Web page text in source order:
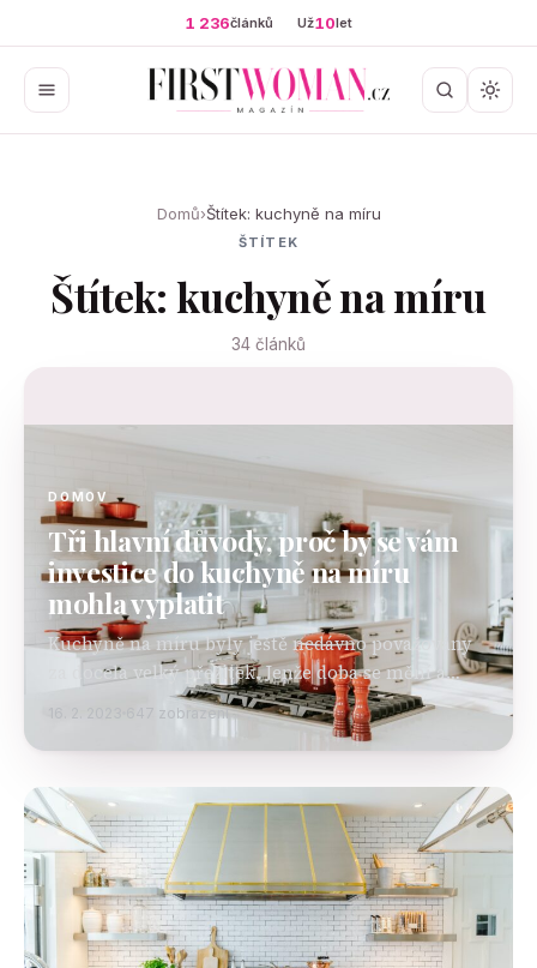
1 236článků Už10let
Domů›Štítek: kuchyně na míru
ŠTÍTEK
Štítek: kuchyně na míru
34 článků
DOMOV
Tři hlavní důvody, proč by se vám
investice do kuchyně na míru
mohla vyplatit
Kuchyně na míru byly ještě nedávno považovány
za docela velký přežitek. Jenže doba se mění a
zatím co ceny sériově vyráběných kuchyní jdou
v posledních letech strmě vzhůru, tak právě
kuchyně…
647 zobrazení